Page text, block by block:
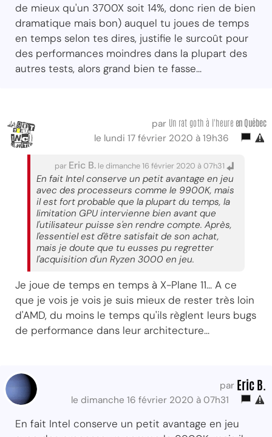
de mieux qu'un 3700X soit 14%, donc rien de bien
dramatique mais bon) auquel tu joues de temps
en temps selon tes dires, justifie le surcoût pour
des performances moindres dans la plupart des
autres tests, alors grand bien te fasse...
par Un rat goth à l'heure en Québec
le lundi 17 février 2020 à 19h36
par Eric B. le dimanche 16 février 2020 à 07h31
En fait Intel conserve un petit avantage en jeu
avec des processeurs comme le 9900K, mais
il est fort probable que la plupart du temps, la
limitation GPU intervienne bien avant que
l'utilisateur puisse s'en rendre compte. Après,
l'essentiel est d'être satisfait de son achat,
mais je doute que tu eusses pu regretter
l'acquisition d'un Ryzen 3000 en jeu.
Je joue de temps en temps à X-Plane 11... A ce
que je vois je vois je suis mieux de rester très loin
d'AMD, du moins le temps qu'ils règlent leurs bugs
de performance dans leur architecture...
par Eric B.
le dimanche 16 février 2020 à 07h31
En fait Intel conserve un petit avantage en jeu